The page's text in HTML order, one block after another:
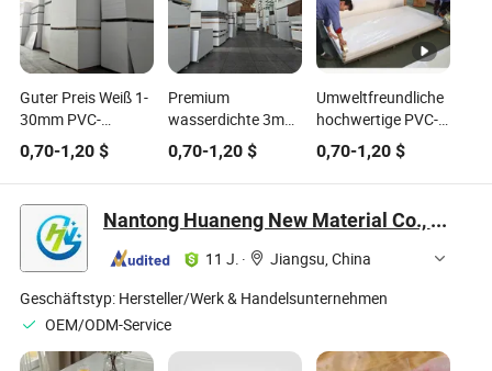
Guter Preis Weiß 1-
30mm PVC-
Schaumplatte
wasserdicht
feuerfest PVC-
Schaumblatt für
Schrank
0,70-1,20 $
Premium
wasserdichte 3mm
PVC-Platten für
langlebige
Außenschilder
0,70-1,20$
Umweltfreundliche
hochwertige PVC-
Schaumplatte der
Spitzenklasse für
Innen- und
Außensignage und
Werbung
0,70-1,20$
Nantong Huaneng New Material Co., Ltd
11 J. ·
Jiangsu, China
Geschäftstyp: Hersteller/Werk & Handelsunternehmen
OEM/ODM-Service